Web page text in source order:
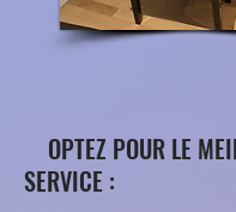
OPTEZ POUR LE
SERVICE : ​